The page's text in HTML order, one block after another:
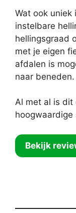
Wat ook uniek
instelbare
hellingsgraad
met je eigen
afdalen is
naar beneden.
Al met al is dit
Bekijk